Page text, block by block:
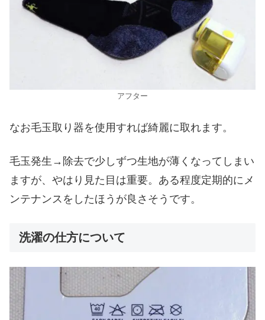
アフター
なお毛玉取り器を使用すれば綺麗に取れます。
毛玉発生→除去で少しずつ生地が薄くなってしまい
ますが、やはり見た目は重要。ある程度定期的にメ
ンテナンスをしたほうが良さそうです。
洗濯の仕方について